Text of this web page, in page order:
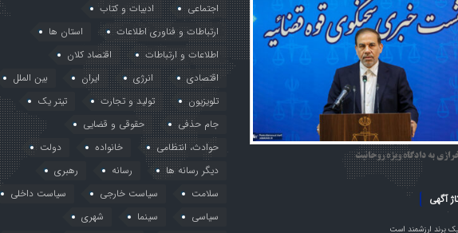
به دادگاه ویژه روحانیت
آگهی
برند ارزشمند است
اجتماعی
ادبیات و کتاب
ارتباطات و فناوری اطلاعات
استان ها
اطلاعات و ارتباطات
اقتصاد کلان
اقتصادی
انرژی ایران
بین الملل
تلویزیون
تولید و تجارت
تیتر یک
جام حذفی
حقوقی و قضایی
حوادث، انتظامی
خانواده
دولت
دیگر رسانه ها
رسانه
رهبری
سلامت
سیاست خارجی
سیاست داخلی
سیاسی
سینما
شهری